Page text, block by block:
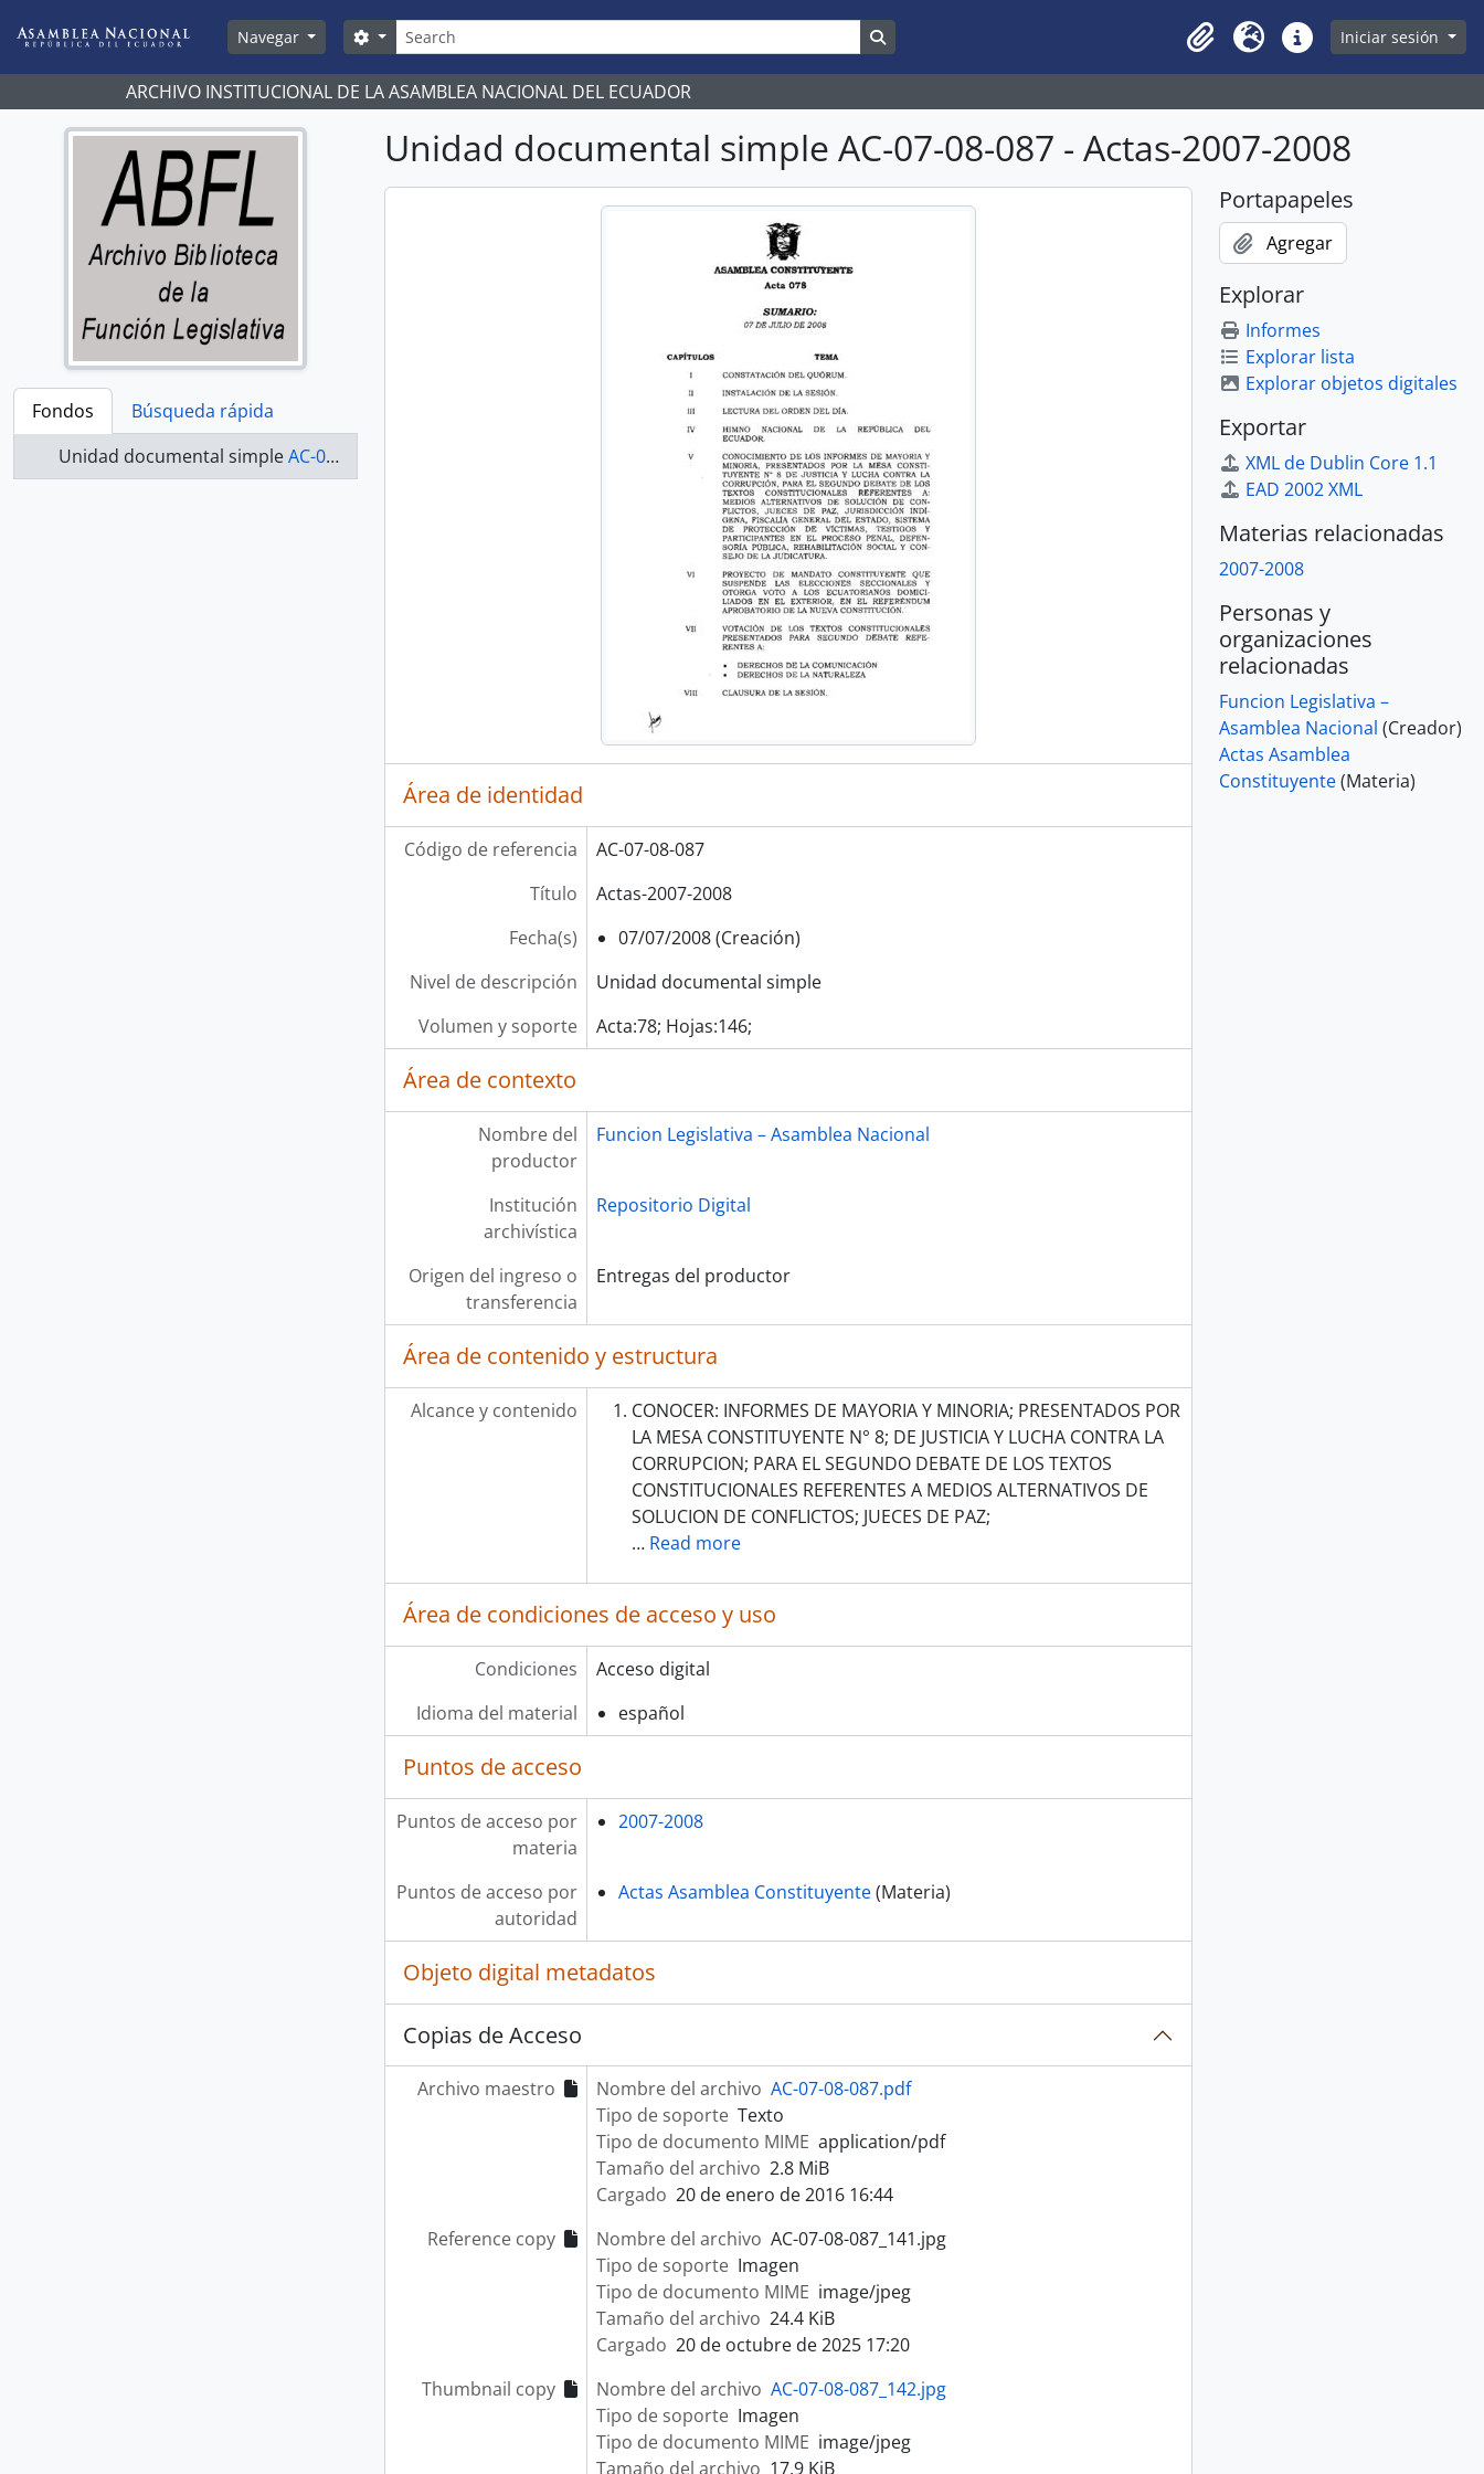
Navegar
Búsqueda
Search options
Clipboard
Idioma Enlaces rápidos
Iniciar sesión
ARCHIVO INSTITUCIONAL DE LA ASAMBLEA NACIONAL DEL ECUADOR
Fondos
Búsqueda rápida
Unidad documental simpleAC-07-08-087 - Actas-2007-2008
Unidad documental simple AC-07-08-087 - Actas-2007-2008
Área de identidad
Código de referencia
AC-07-08-087
Título
Actas-2007-2008
Fecha(s)
07/07/2008 (Creación)
Nivel de descripción
Unidad documental simple
Volumen y soporte
Acta:78; Hojas:146;
Área de contexto
Nombre del
productor
Funcion Legislativa – Asamblea Nacional
Institución
archivística
Repositorio Digital
Origen del ingreso o
transferencia
Entregas del productor
Área de contenido y estructura
Alcance y contenido
CONOCER: INFORMES DE MAYORIA Y MINORIA; PRESENTADOS POR
LA MESA CONSTITUYENTE N° 8; DE JUSTICIA Y LUCHA CONTRA LA
CORRUPCION; PARA EL SEGUNDO DEBATE DE LOS TEXTOS
CONSTITUCIONALES REFERENTES A MEDIOS ALTERNATIVOS DE
SOLUCION DE CONFLICTOS; JUECES DE PAZ;
… Read more
Área de condiciones de acceso y uso
Condiciones
Acceso digital
Idioma del material
español
Puntos de acceso
Puntos de acceso por
materia
2007-2008
Puntos de acceso por
autoridad
Actas Asamblea Constituyente(Materia)
Objeto digital metadatos
Copias de Acceso
Archivo maestro Nombre del archivo AC-07-08-087.pdf
Tipo de soporte Texto
Tipo de documento MIME application/pdf
Tamaño del archivo 2.8 MiB
Cargado 20 de enero de 2016 16:44
Reference copy
Nombre del archivo AC-07-08-087_141.jpg
Tipo de soporte Imagen
Tipo de documento MIME image/jpeg
Tamaño del archivo 24.4 KiB
Cargado 20 de octubre de 2025 17:20
Thumbnail copy
Nombre del archivo AC-07-08-087_142.jpg
Tipo de soporte Imagen
Tipo de documento MIME image/jpeg
Tamaño del archivo 17.9 KiB
Portapapeles
Agregar
Explorar
Informes
Explorar lista
Explorar objetos digitales
Exportar
XML de Dublin Core 1.1
EAD 2002 XML
Materias relacionadas
2007-2008
Personas y
organizaciones
relacionadas
Funcion Legislativa –
Asamblea Nacional (Creador)
Actas Asamblea
Constituyente(Materia)